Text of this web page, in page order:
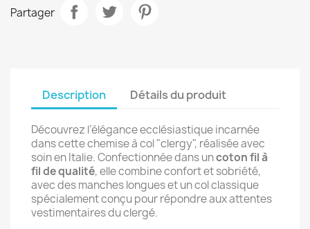
Partager
Description Détails du produit
Découvrez l’élégance ecclésiastique incarnée
dans cette chemise à col "clergy", réalisée avec
soin en Italie. Confectionnée dans uncoton fil à
fil de qualité, elle combine confort et sobriété,
avec des manches longues et un col classique
spécialement conçu pour répondre aux attentes
vestimentaires du clergé.